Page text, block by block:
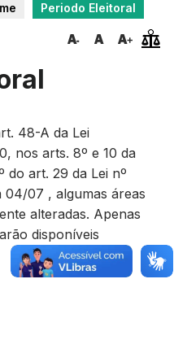
Periodo Eleitoral
48-A da Lei
nos arts. 8º e 10 da
do art. 29 da Lei nº
04/07 , algumas áreas
alteradas. Apenas
disponíveis